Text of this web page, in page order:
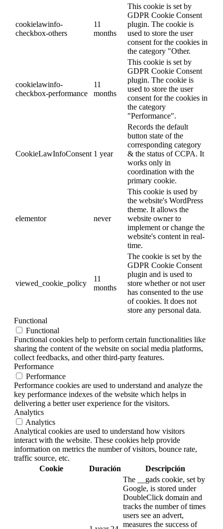
cookielawinfo-
checkbox-others
11
months
This cookie is set by
GDPR Cookie Consent
plugin. The cookie is
used to store the user
consent for the cookies in
the category "Other.
cookielawinfo-
checkbox-performance
11
months
This cookie is set by
GDPR Cookie Consent
plugin. The cookie is
used to store the user
consent for the cookies in
the category
"Performance".
CookieLawInfoConsent 1 year
Records the default
button state of the
corresponding category
& the status of CCPA. It
works only in
coordination with the
primary cookie.
elementor never
This cookie is used by
the website's WordPress
theme. It allows the
website owner to
implement or change the
website's content in real-
time.
viewed_cookie_policy
11
months
The cookie is set by the
GDPR Cookie Consent
plugin and is used to
store whether or not user
has consented to the use
of cookies. It does not
store any personal data.
Functional
Functional
Functional cookies help to perform certain functionalities like
sharing the content of the website on social media platforms,
collect feedbacks, and other third-party features.
Performance
Performance
Performance cookies are used to understand and analyze the
key performance indexes of the website which helps in
delivering a better user experience for the visitors.
Analytics
Analytics
Analytical cookies are used to understand how visitors
interact with the website. These cookies help provide
information on metrics the number of visitors, bounce rate,
traffic source, etc.
Cookie
Duración Descripción
The __gads cookie, set by
Google, is stored under
DoubleClick domain and
tracks the number of times
users see an advert,
measures the success of